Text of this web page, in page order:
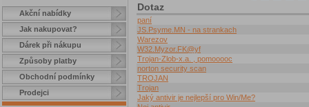
Akční nabídky
Jak nakupovat?
Dárek při nákupu
Způsoby platby
Obchodní podmínky
Prodejci
Dotaz
paní
JS.Psyme.MN - na strankach
Warezov
W32.Myzor.FK@yf
Trojan-Zlob-x.a. , pomooooc
norton security scan
TROJAN
Trojan
Jaký antivir je nejlepší pro Win/Me?